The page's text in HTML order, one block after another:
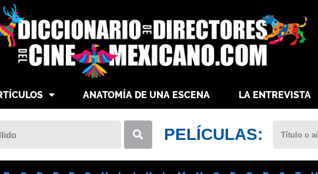
ANATOMÍA DE UNA ESCENA LA ENTREVISTA
PELÍCULAS: